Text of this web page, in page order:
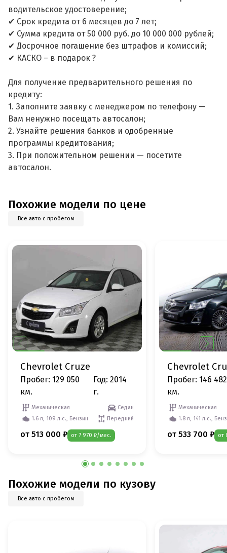
водительское удостоверение;
✔ Срок кредита от 6 месяцев до 7 лет;
✔ Сумма кредита от 50 000 руб. до 10 000 000 рублей;
✔ Досрочное погашение без штрафов и комиссий;
✔ КАСКО – в подарок ?
Для получение предварительного решения по
кредиту:
1. Заполните заявку с менеджером по телефону —
Вам ненужно посещать автосалон;
2. Узнайте решения банков и одобренные
программы кредитования;
3. При положительном решении — посетите
автосалон.
Похожие модели по цене
Все авто с пробегом
Chevrolet Cruze
Пробег: 129 050
км.
Год: 2014
г.
Механическая
Седан
1.6 л, 109 л.с., Бензин
Передний
от 513 000 ₽ от 7 970 ₽/мес.
Chevrolet
Пробег: 146 482
км.
Механическая
1.8 л, 141 л.с.,
от 533 700 ₽ от
Похожие модели по кузову
Все авто с пробегом